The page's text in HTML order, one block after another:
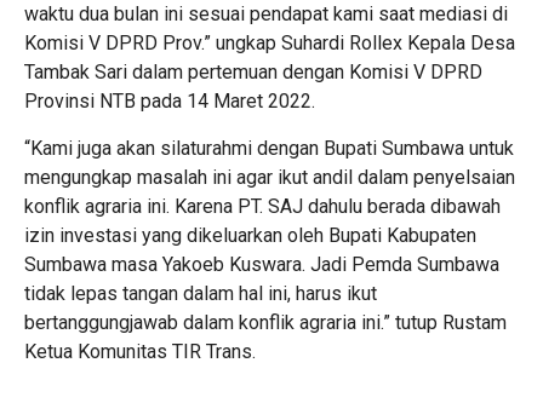
waktu dua bulan ini sesuai pendapat kami saat mediasi di
Komisi V DPRD Prov.” ungkap Suhardi Rollex Kepala Desa
Tambak Sari dalam pertemuan dengan Komisi V DPRD
Provinsi NTB pada 14 Maret 2022.
“Kami juga akan silaturahmi dengan Bupati Sumbawa untuk
mengungkap masalah ini agar ikut andil dalam penyelsaian
konflik agraria ini. Karena PT. SAJ dahulu berada dibawah
izin investasi yang dikeluarkan oleh Bupati Kabupaten
Sumbawa masa Yakoeb Kuswara. Jadi Pemda Sumbawa
tidak lepas tangan dalam hal ini, harus ikut
bertanggungjawab dalam konflik agraria ini.” tutup Rustam
Ketua Komunitas TIR Trans.